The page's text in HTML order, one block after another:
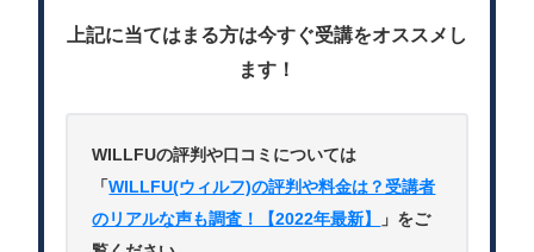
上記に当てはまる方は今すぐ受講をオススメし
ます！
WILLFUの評判や口コミについては
「WILLFU(ウィルフ)の評判や料金は？受講者
のリアルな声も調査！【2022年最新】
」をご